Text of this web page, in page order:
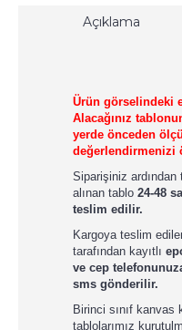
Açıklama
Ürün görselindeki
Alacağınız
yerde önceden
değerlendirmenizi
Siparişiniz ardından
alınan tablo 24-48
teslim edilir.
Kargoya teslim
tarafından kayıtlı
ve cep
sms gönderilir.
Birinci sınıf kanvas
tablolarımız